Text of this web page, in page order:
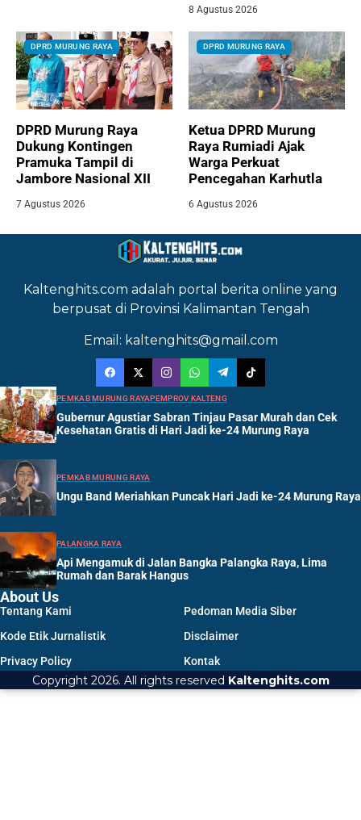
8 Agustus 2026
DPRD MURUNG RAYA
DPRD Murung Raya
Dukung Kontingen
Pramuka Tampil di
Jambore Nasional XII
7 Agustus 2026
DPRD MURUNG RAYA
Ketua DPRD Murung
Raya Rumiadi Ajak
Warga Perkuat
Pencegahan Karhutla
6 Agustus 2026
Kaltenghits.com adalah portal berita online yang
berpusat di Provinsi Kalimantan Tengah
Email: kaltenghits@gmail.com
PEMKAB MURUNG RAYAPEMPROV KALTENG
Gubernur Agustiar Sabran Tinjau Pasar Murah dan Cek
Kesehatan Gratis di Hari Jadi ke-24 Murung Raya
PEMKAB MURUNG RAYA
Ungu Band Meriahkan Puncak Hari Jadi ke-24 Murung Raya
PALANGKA RAYA
Api Mengamuk di Jalan Bangka Palangka Raya, Lima
Rumah dan Barak Hangus
About Us
Tentang Kami
Pedoman Media Siber
Kode Etik Jurnalistik
Disclaimer
Privacy Policy
Kontak
Copyright 2026. All rights reserved Kaltenghits.com